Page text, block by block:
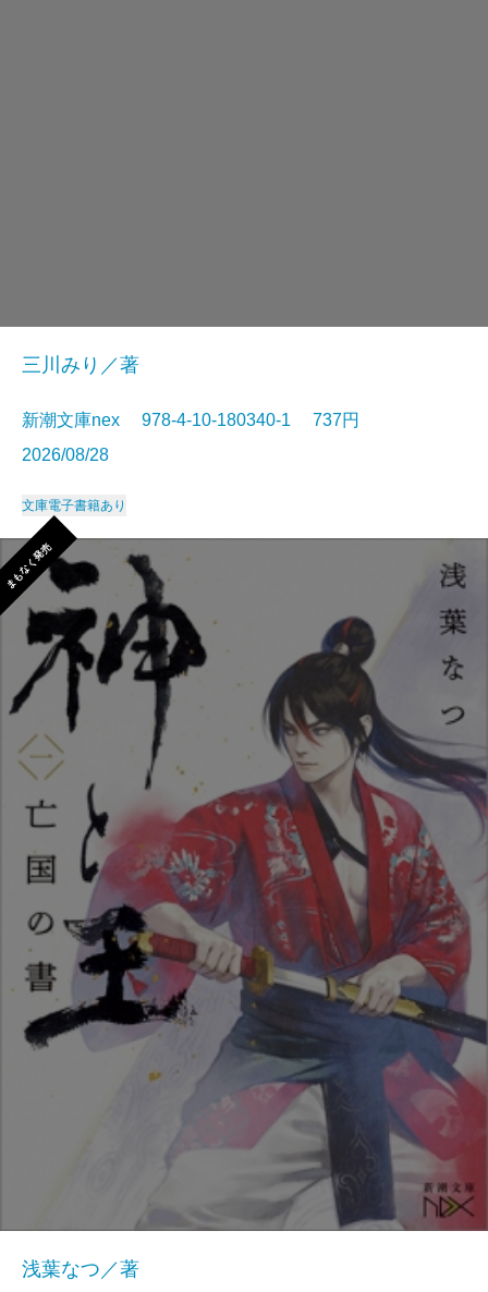
三川みり／著
新潮文庫nex 978-4-10-180340-1 737円
2026/08/28
文庫電子書籍あり
まもなく発売
浅葉なつ／著